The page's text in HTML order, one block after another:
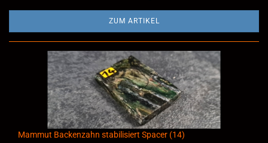
ZUM ARTIKEL
Mammut Backenzahn stabilisiert Spacer (14)